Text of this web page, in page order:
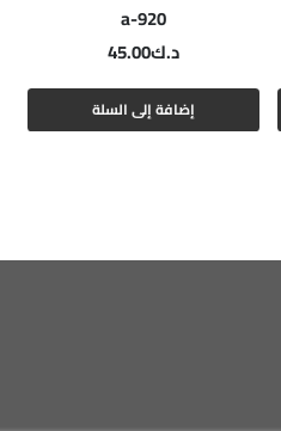
a-920
د.ك45.00
إضافة إلى السلة